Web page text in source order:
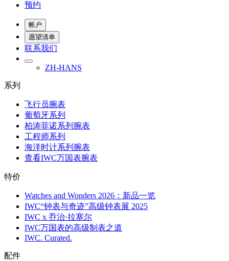
预约
帐户
愿望清单
联系我们
ZH-HANS
系列
飞行员腕表
葡萄牙系列
柏涛菲诺系列腕表
工程师系列
海洋时计系列腕表
查看IWC万国表腕表
特价
Watches and Wonders 2026：新品一览
IWC“钟表与奇迹”高级钟表展 2025
IWC x 乔治·拉塞尔
IWC万国表的高级制表之道
IWC. Curated.
配件